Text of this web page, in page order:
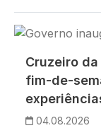
Imagem
Cruzeiro
fim-de-
04.08.2026